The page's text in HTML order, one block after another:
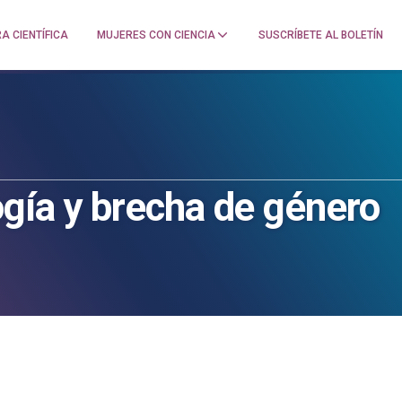
CIENTÍFICA MUJERES CON CIENCIA SUSCRÍBETE AL BOLETÍN
y brecha de género